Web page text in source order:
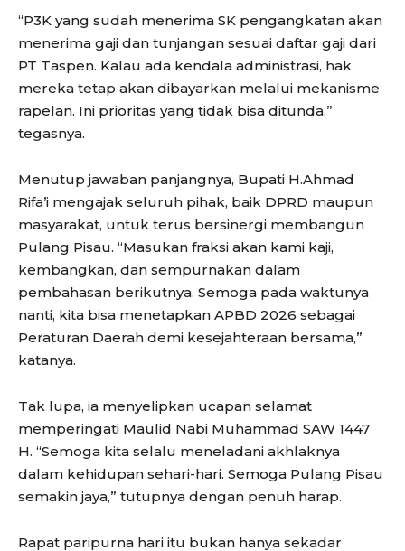
“P3K yang sudah menerima SK pengangkatan akan
menerima gaji dan tunjangan sesuai daftar gaji dari
PT Taspen. Kalau ada kendala administrasi, hak
mereka tetap akan dibayarkan melalui mekanisme
rapelan. Ini prioritas yang tidak bisa ditunda,”
tegasnya.
Menutup jawaban panjangnya, Bupati H.Ahmad
Rifa’i mengajak seluruh pihak, baik DPRD maupun
masyarakat, untuk terus bersinergi membangun
Pulang Pisau. “Masukan fraksi akan kami kaji,
kembangkan, dan sempurnakan dalam
pembahasan berikutnya. Semoga pada waktunya
nanti, kita bisa menetapkan APBD 2026 sebagai
Peraturan Daerah demi kesejahteraan bersama,”
katanya.
Tak lupa, ia menyelipkan ucapan selamat
memperingati Maulid Nabi Muhammad SAW 1447
H. “Semoga kita selalu meneladani akhlaknya
dalam kehidupan sehari-hari. Semoga Pulang Pisau
semakin jaya,” tutupnya dengan penuh harap.
Rapat paripurna hari itu bukan hanya sekadar